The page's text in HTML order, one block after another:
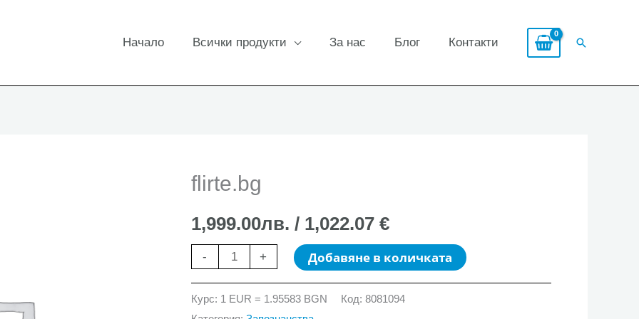
Начало Всички продукти За нас Блог Контакти Search
flirte.bg
1,999.00лв. / 1,022.07 €
-
количество
flirte.bg
+ Добавяне в количката
Курс: 1 EUR = 1.95583 BGN Код: 8081094